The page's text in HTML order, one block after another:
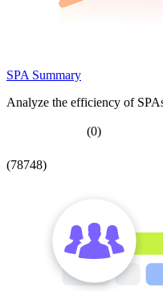
SPA Summary
Analyze the efficiency of
(0)
(78748)